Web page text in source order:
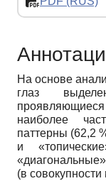
На основе
глаз
проявляющиеся
наиболее
паттерны (62,2
и
(в